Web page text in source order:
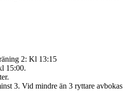
2: Kl 13:15
15:00.
3. Vid mindre än 3 ryttare avbokas